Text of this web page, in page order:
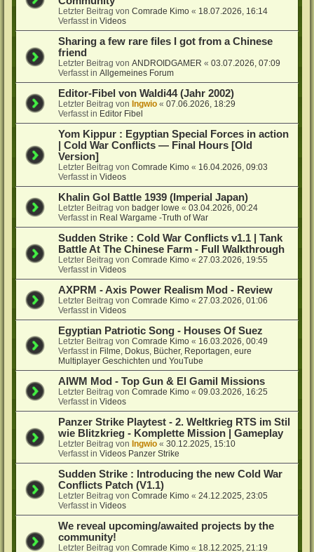
Letzter Beitrag vonComrade Kimo « 18.07.2026, 16:14
Verfasst inVideos
Sharing a few rare files I got from a Chinese
friend
Letzter Beitrag vonANDROIDGAMER «03.07.2026, 07:09
Verfasst inAllgemeines Forum
Editor-Fibel von Waldi44 (Jahr 2002)
Letzter Beitrag vonIngwio «07.06.2026, 18:29
Verfasst in Editor Fibel
Yom Kippur : Egyptian Special Forces in action
| Cold War Conflicts — Final Hours [Old
Version]
Letzter Beitrag vonComrade Kimo « 16.04.2026, 09:03
Verfasst inVideos
Khalin Gol Battle 1939 (Imperial Japan)
Letzter Beitrag vonbadger lowe «03.04.2026, 00:24
Verfasst in Real Wargame -Truth of War
Sudden Strike : Cold War Conflicts v1.1 | Tank
Battle At The Chinese Farm - Full Walkthrough
Letzter Beitrag vonComrade Kimo «27.03.2026, 19:55
Verfasst inVideos
AXPRM - Axis Power Realism Mod - Review
Letzter Beitrag vonComrade Kimo «27.03.2026, 01:06
Verfasst inVideos
Egyptian Patriotic Song - Houses Of Suez
Letzter Beitrag vonComrade Kimo « 16.03.2026, 00:49
Verfasst in Filme, Dokus, Bücher, Reportagen, eure
Multiplayer Geschichten und YouTube
AIWM Mod - Top Gun & El Gamil Missions
Letzter Beitrag vonComrade Kimo «09.03.2026, 16:25
Verfasst inVideos
Panzer Strike Playtest - 2. Weltkrieg RTS im Stil
wie Blitzkrieg - Komplette Mission | Gameplay
Letzter Beitrag vonIngwio «30.12.2025, 15:10
Verfasst inVideos Panzer Strike
Sudden Strike : Introducing the new Cold War
Conflicts Patch (V1.1)
Letzter Beitrag vonComrade Kimo «24.12.2025, 23:05
Verfasst inVideos
We reveal upcoming/awaited projects by the
community!
Letzter Beitrag vonComrade Kimo « 18.12.2025, 21:19